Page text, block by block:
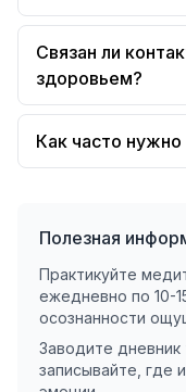
Связан ли
здоровьем?
Как часто
Полезная
Практикуйте
ежедневно по 10-
осознанности
Заводите
записывайте, где